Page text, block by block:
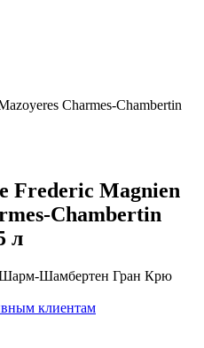
Charmes-Chambertin
Frederic Magnien
Chambertin
л
Шамбертен Гран Крю
клиентам